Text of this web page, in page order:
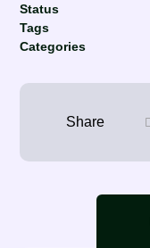
Status
Tags
Categories